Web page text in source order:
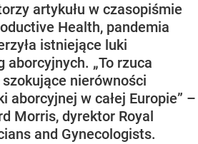
artykułu w czasopiśmie
Health, pandemia
istniejące luki
aborcyjnych. „To rzuca
nierówności
aborcyjnej w całej Europie” –
Morris, dyrektor Royal
and Gynecologists.